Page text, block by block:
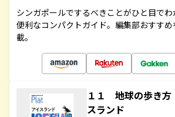
シンガポールでするべきことがひと目で
便利なコンパクトガイド。編集部おすす
載。
１１ 地球の歩き
スランド